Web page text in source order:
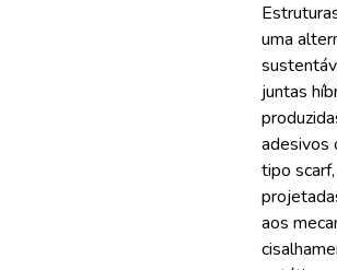
uma
juntas
adesivos
tipo
aos